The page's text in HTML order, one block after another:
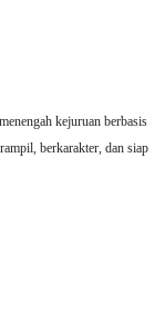
kejuruan berbasis
berkarakter, dan siap